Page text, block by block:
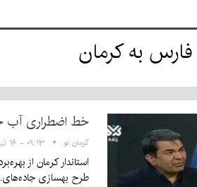
به کرمان
خط اضطراری آب
کرمان نو ۰۹:۱۳ - ۱۶ تیر ۱۴۰۵
استاندار کرمان از
طرح بهسازی